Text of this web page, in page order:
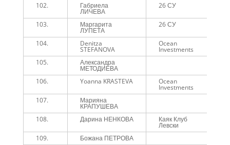
102.
Габриела
ЛИЧЕВА
26 СУ
103. Маргарита
ЛУПЕТА
26 СУ
104. Denitza
STEFANOVA
Ocean
Investments
105. Александра
МЕТОДИЕВА
106. Yoanna KRASTEVA Ocean
Investments
107. Марияна
КРАПУШЕВА
108. Дарина НЕНКОВА Каяк Клуб
Левски
109. Божана ПЕТРОВА